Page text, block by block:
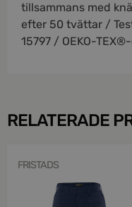
tillsammans med
efter 50 tvättar /
15797 / OEKO-
RELATERADE
FRISTADS